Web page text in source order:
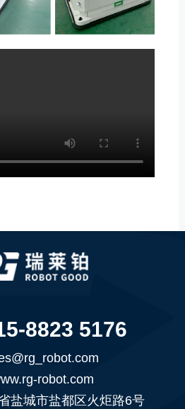
8823 5176
robot.com
盐城市盐都区火炬路6号